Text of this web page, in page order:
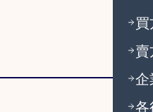
賣
企
各